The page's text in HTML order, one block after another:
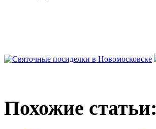
Похожие статьи: